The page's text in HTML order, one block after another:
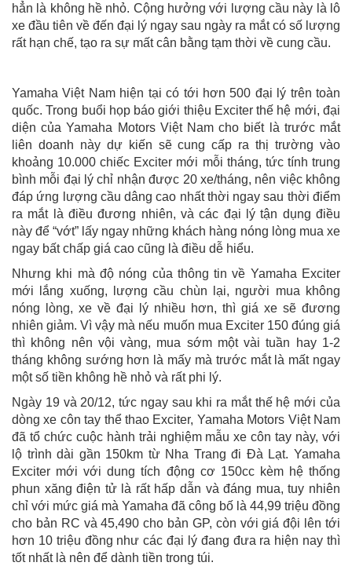
hẳn là không hề nhỏ. Cộng hưởng với lượng cầu này là lô
xe đầu tiên về đến đại lý ngay sau ngày ra mắt có số lượng
rất hạn chế, tạo ra sự mất cân bằng tạm thời về cung cầu.
Yamaha Việt Nam hiện tại có tới hơn 500 đại lý trên toàn
quốc. Trong buổi họp báo giới thiệu Exciter thế hệ mới, đại
diện của Yamaha Motors Việt Nam cho biết là trước mắt
liên doanh này dự kiến sẽ cung cấp ra thị trường vào
khoảng 10.000 chiếc Exciter mới mỗi tháng, tức tính trung
bình mỗi đại lý chỉ nhận được 20 xe/tháng, nên việc không
đáp ứng lượng cầu dâng cao nhất thời ngay sau thời điểm
ra mắt là điều đương nhiên, và các đại lý tận dụng điều
này để “vớt” lấy ngay những khách hàng nóng lòng mua xe
ngay bất chấp giá cao cũng là điều dễ hiểu.
Nhưng khi mà độ nóng của thông tin về Yamaha Exciter
mới lắng xuống, lượng cầu chùn lại, người mua không
nóng lòng, xe về đại lý nhiều hơn, thì giá xe sẽ đương
nhiên giảm. Vì vậy mà nếu muốn mua Exciter 150 đúng giá
thì không nên vội vàng, mua sớm một vài tuần hay 1-2
tháng không sướng hơn là mấy mà trước mắt là mất ngay
một số tiền không hề nhỏ và rất phi lý.
Ngày 19 và 20/12, tức ngay sau khi ra mắt thế hệ mới của
dòng xe côn tay thể thao Exciter, Yamaha Motors Việt Nam
đã tổ chức cuộc hành trải nghiệm mẫu xe côn tay này, với
lộ trình dài gần 150km từ Nha Trang đi Đà Lạt. Yamaha
Exciter mới với dung tích động cơ 150cc kèm hệ thống
phun xăng điện tử là rất hấp dẫn và đáng mua, tuy nhiên
chỉ với mức giá mà Yamaha đã công bố là 44,99 triệu đồng
cho bản RC và 45,490 cho bản GP, còn với giá đội lên tới
hơn 10 triệu đồng như các đại lý đang đưa ra hiện nay thì
tốt nhất là nên để dành tiền trong túi.